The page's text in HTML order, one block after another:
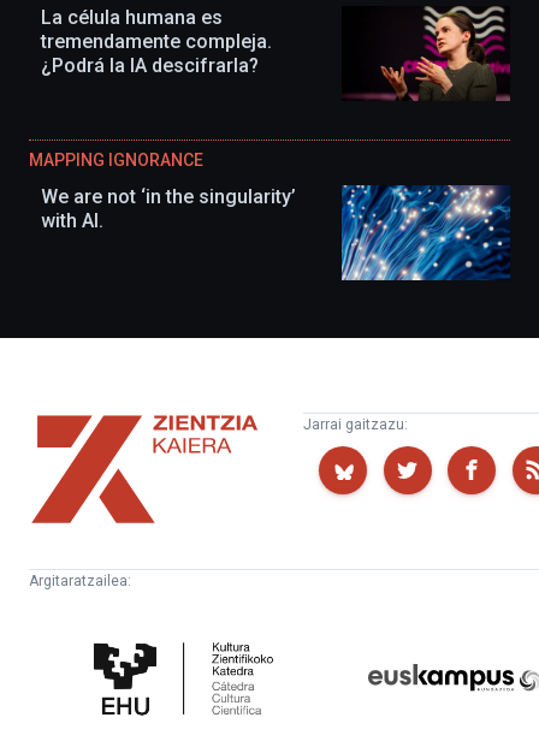
La célula humana es
tremendamente compleja.
¿Podrá la IA descifrarla?
MAPPING IGNORANCE
We are not ‘in the singularity’
with AI.
Zientzia
Kaiera
Jarrai gaitzazu:
Argitaratzailea:
Zientifikoko
Katedra